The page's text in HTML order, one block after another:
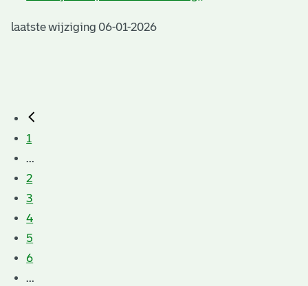
laatste wijziging 06-01-2026
1
...
2
3
4
5
6
...